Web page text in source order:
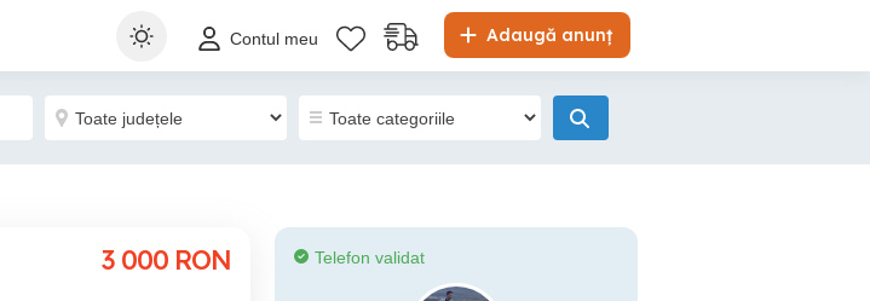
Adaugă anunț
Contul meu
3 000 RON Telefon validat